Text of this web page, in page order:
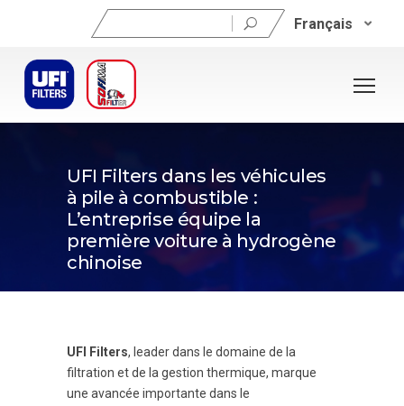
Rechercher : Français
UFI Filters dans les véhicules
à pile à combustible :
L’entreprise équipe la
première voiture à hydrogène
chinoise
21 juin 2023
UFI Filters, leader dans le domaine de la
filtration et de la gestion thermique, marque
une avancée importante dans le